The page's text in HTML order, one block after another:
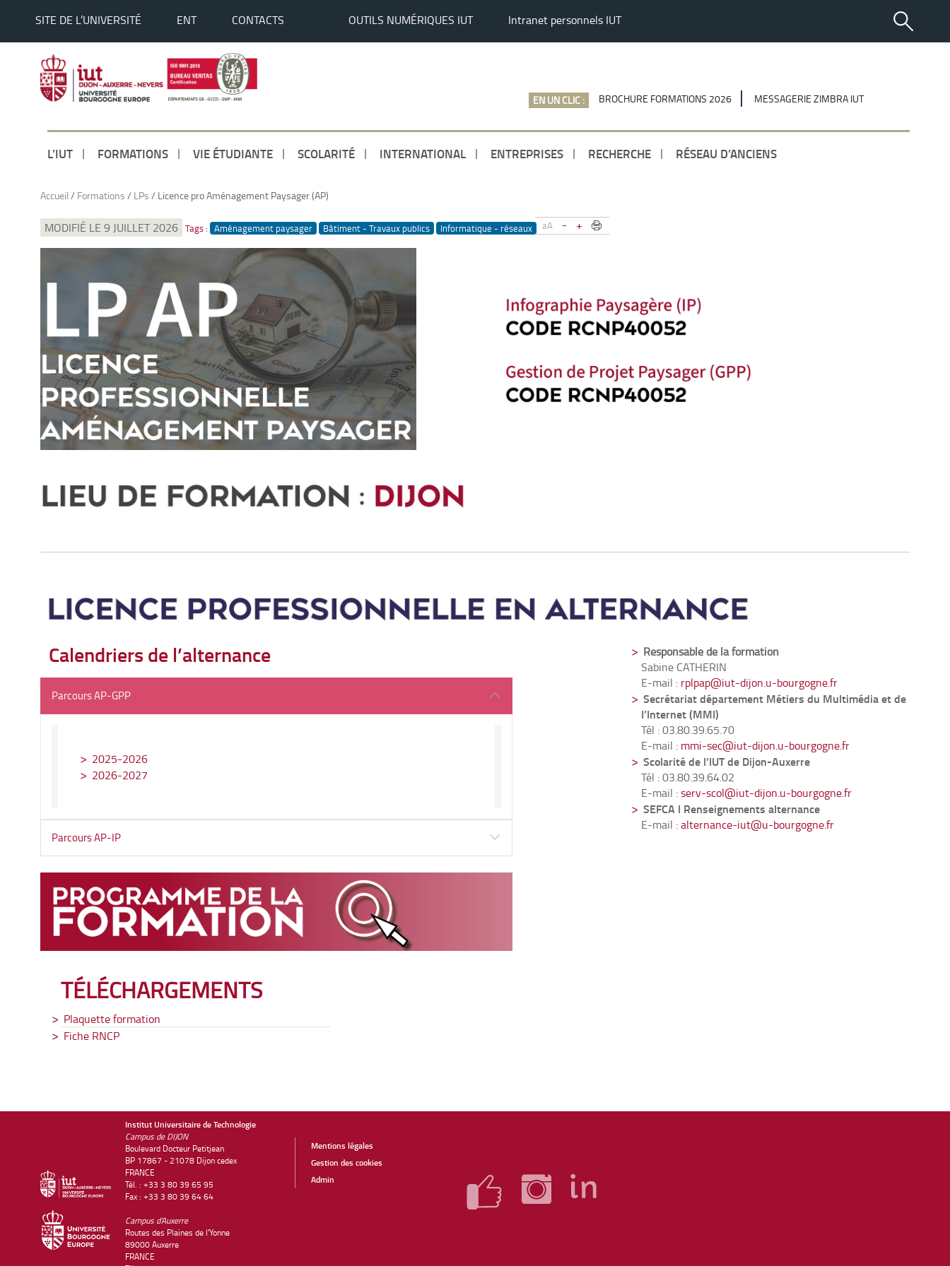
SITE DE L’UNIVERSITÉ ENT CONTACTS OUTILS NUMÉRIQUES IUT Intranet personnels IUT
EN UN CLIC : BROCHURE FORMATIONS 2026 MESSAGERIE ZIMBRA IUT
L’IUT FORMATIONS VIE ÉTUDIANTE SCOLARITÉ INTERNATIONAL ENTREPRISES RECHERCHE RÉSEAU D’ANCIENS
Accueil / Formations / LPs / Licence pro Aménagement Paysager (AP)
aA - +
MODIFIÉ LE 9 JUILLET 2026 Tags : Aménagement paysager Bâtiment - Travaux publics Informatique - réseaux
Calendriers de l’alternance
Parcours AP-GPP
2025-2026
2026-2027
Parcours AP-IP
Responsable de la formation
Sabine CATHERIN
E-mail : rplpap@iut-dijon.u-bourgogne.fr
Secrétariat département Métiers du Multimédia et de
I’Internet (MMI)
Tél : 03.80.39.65.70
E-mail : mmi-sec@iut-dijon.u-bourgogne.fr
Scolarité de l’IUT de Dijon-Auxerre
Tél : 03.80.39.64.02
E-mail :serv-scol@iut-dijon.u-bourgogne.fr
SEFCA I Renseignements alternance
E-mail :alternance-iut@u-bourgogne.fr
TÉLÉCHARGEMENTS
Plaquette formation
Fiche RNCP
Institut Universitaire de Technologie
Campus de DIJON
Boulevard Docteur Petitjean
BP 17867 - 21078 Dijon cedex
FRANCE
Tél. : +33 3 80 39 65 95
Fax : +33 3 80 39 64 64
Campus d'Auxerre
Routes des Plaines de l'Yonne
89000 Auxerre
FRANCE
Mentions légales
Gestion des cookies
Admin